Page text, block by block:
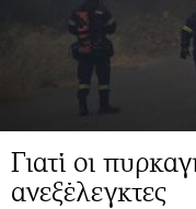
Γιατί οι
ανεξέλεγκτες